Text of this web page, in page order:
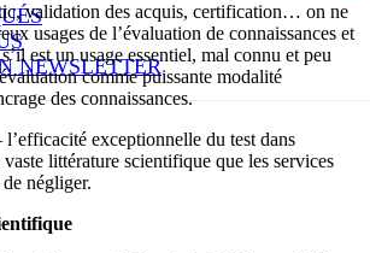
NEWSLETTER
validation des acquis, certification… on ne
usages de l’évaluation de connaissances et
est un usage essentiel, mal connu et peu
comme puissante modalité
des connaissances.
exceptionnelle du test dans
littérature scientifique que les services
négliger.